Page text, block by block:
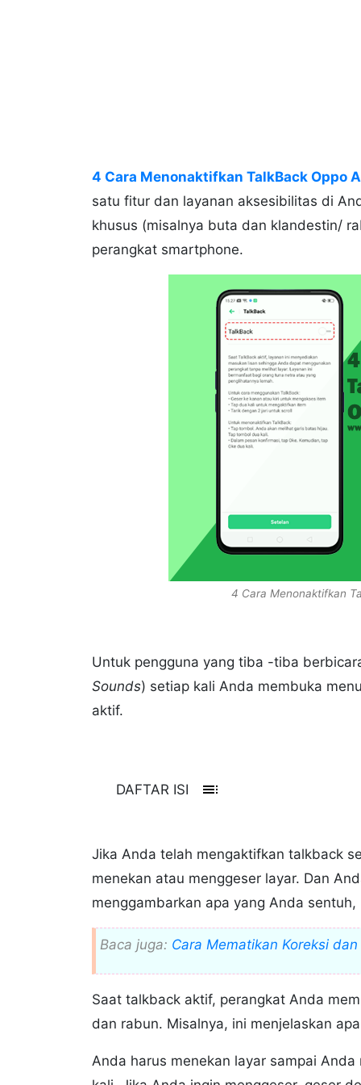
4 Cara Menonaktifkan TalkBack Oppo
satu fitur dan layanan aksesibilitas di
khusus (misalnya buta dan klandestin/
perangkat smartphone.
4 Cara Menonaktifkan
Untuk pengguna yang tiba -tiba
Sounds) setiap kali Anda membuka
aktif.
DAFTAR ISI toc
Jika Anda telah mengaktifkan talkback
menekan atau menggeser layar. Dan
menggambarkan apa yang Anda
Baca juga: Cara Mematikan Koreksi
Saat talkback aktif, perangkat Anda
dan rabun. Misalnya, ini menjelaskan
Anda harus menekan layar sampai